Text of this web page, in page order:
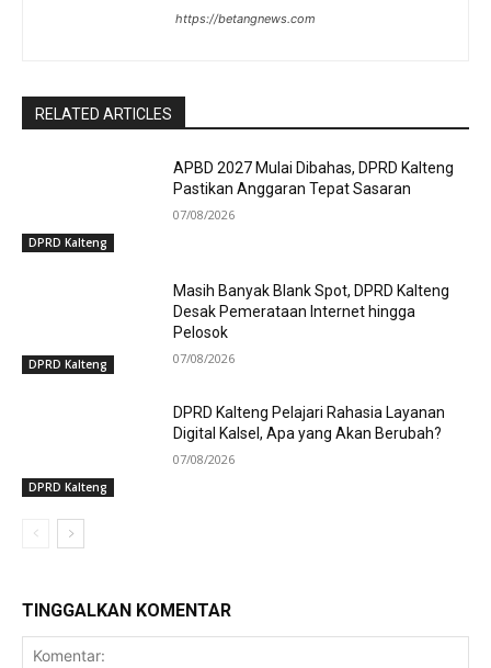
https://betangnews.com
RELATED ARTICLES
DPRD Kalteng
APBD 2027 Mulai Dibahas, DPRD Kalteng
Pastikan Anggaran Tepat Sasaran
07/08/2026
DPRD Kalteng
Masih Banyak Blank Spot, DPRD Kalteng
Desak Pemerataan Internet hingga
Pelosok
07/08/2026
DPRD Kalteng
DPRD Kalteng Pelajari Rahasia Layanan
Digital Kalsel, Apa yang Akan Berubah?
07/08/2026
TINGGALKAN KOMENTAR